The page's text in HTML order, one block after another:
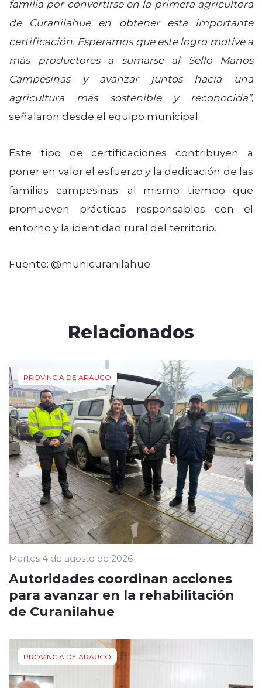
familia por convertirse en la primera agricultora
de Curanilahue en obtener esta importante
certificación. Esperamos que este logro motive a
más productores a sumarse al Sello Manos
Campesinas y avanzar juntos hacia una
agricultura más sostenible y reconocida”,
señalaron desde el equipo municipal.
Este tipo de certificaciones contribuyen a
poner en valor el esfuerzo y la dedicación de las
familias campesinas, al mismo tiempo que
promueven prácticas responsables con el
entorno y la identidad rural del territorio.
Fuente: @municuranilahue
Relacionados
PROVINCIA DE ARAUCO
Martes 4 de agosto de 2026
Autoridades coordinan acciones
para avanzar en la rehabilitación
de Curanilahue
PROVINCIA DE ARAUCO